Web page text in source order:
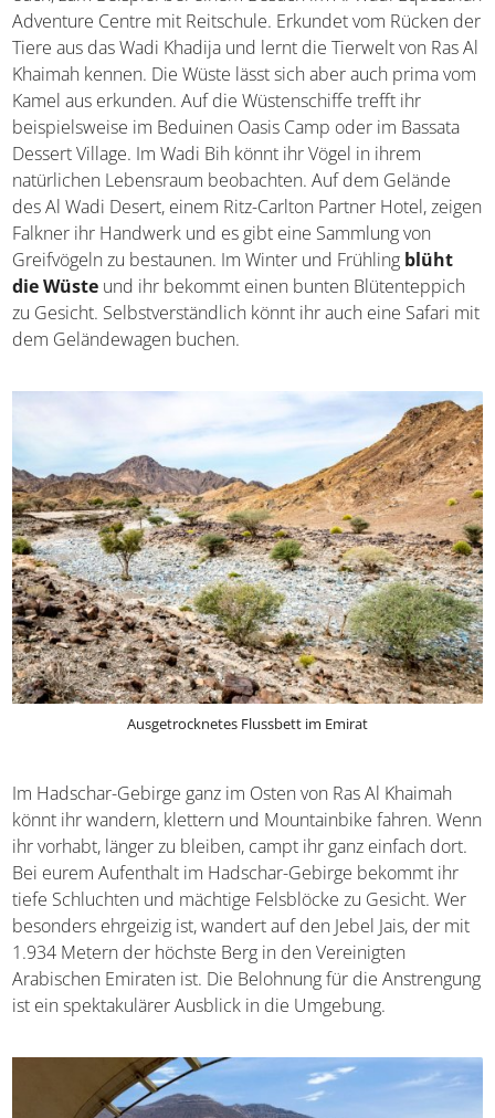
Adventure Centre mit Reitschule. Erkundet vom Rücken der
Tiere aus das Wadi Khadija und lernt die Tierwelt von Ras Al
Khaimah kennen. Die Wüste lässt sich aber auch prima vom
Kamel aus erkunden. Auf die Wüstenschiffe trefft ihr
beispielsweise im Beduinen Oasis Camp oder im Bassata
Dessert Village. Im Wadi Bih könnt ihr Vögel in ihrem
natürlichen Lebensraum beobachten. Auf dem Gelände
des Al Wadi Desert, einem Ritz-Carlton Partner Hotel, zeigen
Falkner ihr Handwerk und es gibt eine Sammlung von
Greifvögeln zu bestaunen. Im Winter und Frühling blüht
die Wüste und ihr bekommt einen bunten Blütenteppich
zu Gesicht. Selbstverständlich könnt ihr auch eine Safari mit
dem Geländewagen buchen.
Ausgetrocknetes Flussbett im Emirat
Im Hadschar-Gebirge ganz im Osten von Ras Al Khaimah
könnt ihr wandern, klettern und Mountainbike fahren. Wenn
ihr vorhabt, länger zu bleiben, campt ihr ganz einfach dort.
Bei eurem Aufenthalt im Hadschar-Gebirge bekommt ihr
tiefe Schluchten und mächtige Felsblöcke zu Gesicht. Wer
besonders ehrgeizig ist, wandert auf den Jebel Jais, der mit
1.934 Metern der höchste Berg in den Vereinigten
Arabischen Emiraten ist. Die Belohnung für die Anstrengung
ist ein spektakulärer Ausblick in die Umgebung.